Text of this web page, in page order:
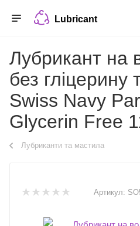
Lubricant
Лубрикант на
без гліцерину
Swiss Navy
Glycerin Free
Лубриканти та мастила
Артикул: